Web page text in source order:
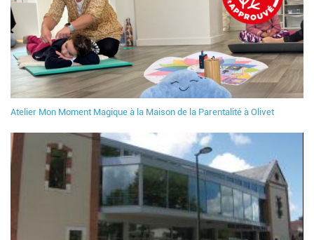
Atelier Mon Moment Magique à la Maison de la Parentalité à Olivet